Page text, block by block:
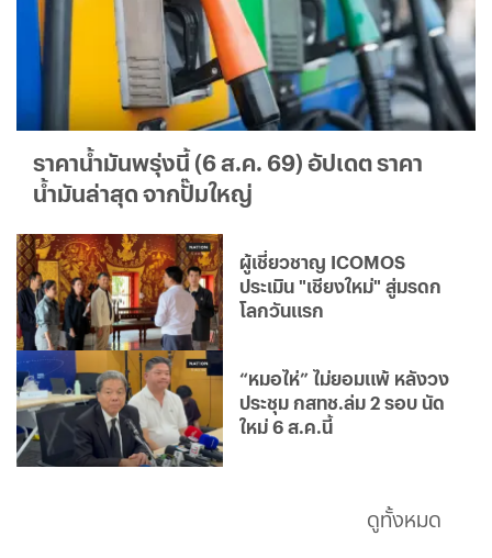
ราคาน้ำมันพรุ่งนี้ (6 ส.ค. 69) อัปเดต ราคา
น้ำมันล่าสุด จากปั๊มใหญ่
ผู้เชี่ยวชาญ ICOMOS
ประเมิน "เชียงใหม่" สู่มรดก
โลกวันแรก
“หมอไห่” ไม่ยอมแพ้ หลังวง
ประชุม กสทช.ล่ม 2 รอบ นัด
ใหม่ 6 ส.ค.นี้
ดูทั้งหมด